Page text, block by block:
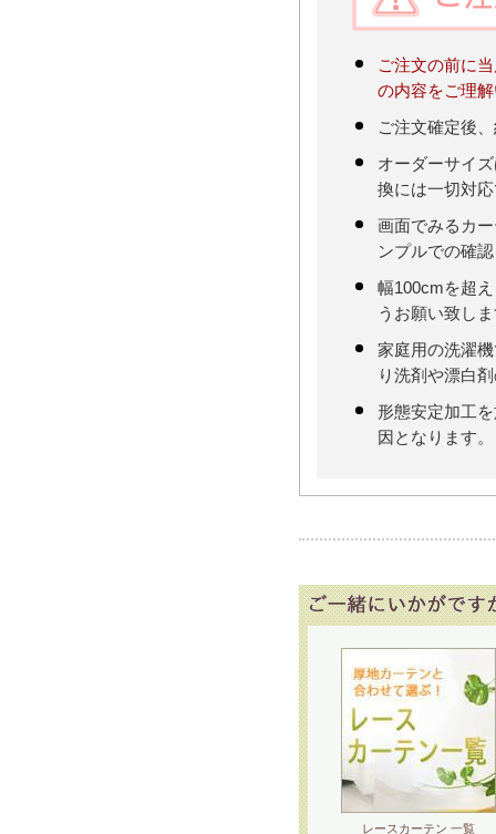
ご注文の前に
の内容をご理
ご注文確定後
オーダーサイ
換には一切対
画面でみるカ
ンプルでの確
幅100cmを超
うお願い致し
家庭用の洗濯
り洗剤や漂白
形態安定加工
因となります。
レースカーテン 一覧